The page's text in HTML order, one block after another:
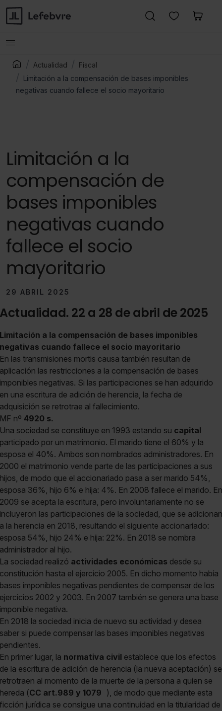
Actualidad
Fiscal
Limitación a la compensación de bases imponibles
negativas cuando fallece el socio mayoritario
Limitación a la
compensación de
bases imponibles
negativas cuando
fallece el socio
mayoritario
29 ABRIL 2025
Actualidad. 22 a 28 de abril de 2025
Limitación a la compensación de bases imponibles
negativas cuando fallece el socio mayoritario
En las transmisiones mortis causa también resultan de
aplicación las restricciones a la compensación de bases
imponibles negativas. Si las participaciones se han adquirido
en una escritura de adición de herencia, la fecha de
adquisición se retrotrae al fallecimiento.
MF nº 4920 s.
Una sociedad se constituye en 1993 estando su capital
participado por un matrimonio. El marido tiene el 60% y la
esposa el 40%. Ambos son nombrados administradores. En
2000 el matrimonio vende parte de las participaciones a sus
hijos, de modo que el accionariado pasa a ser marido 54%,
esposa 36%, hijo 6% e hija: 4%. En 2008 fallece el marido. En
2009 se acepta la escritura, pero involuntariamente no se
incluyeron las participaciones de la sociedad, que se adicionan
a la herencia en 2018, resultando el siguiente accionariado:
esposa 54%, hijo 24% e hija: 22%. En 2018 se nombra
administrador al hijo.
La sociedad realizó actividades económicas desde su
constitución hasta el ejercicio 2005. En dicho momento había
bases imponibles negativas pendientes de compensar de los
ejercicios 2002 y 2003. En 2007 también se genera una base
imponible negativa.
En 2018 la sociedad inicia de nuevo su actividad y desea
saber si puede compensar las bases imponibles negativas
pendientes.
En primer lugar, la normativa civil establece que los efectos
de la escritura de adición de herencia (la nueva aceptación) se
retrotraen al momento de la muerte de la persona a quien se
hereda (CC art.989 y 1079 ), de modo que mediante esta
ficción jurídica se consigue una continuidad en la titularidad de